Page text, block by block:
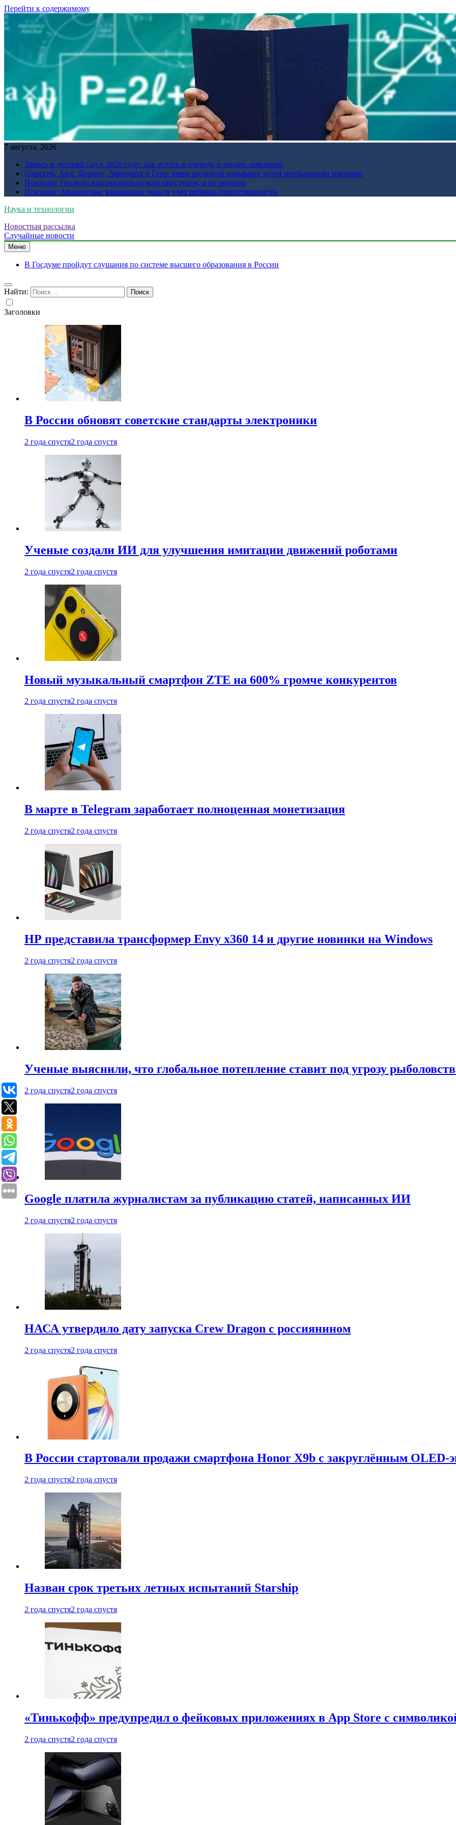
Перейти к содержимому
7 августа, 2026
Запись в детский сад в 2026 году: как встать в очередь и подать заявление
Одиссей, Аид, Дионис, Афродита и Гера: зачем родители называют детей необычными именами
Психолог Гендель: критиковать нужно проступок, а не ребёнка
Психолог Абравитова: карманные деньги учат ребёнка ответственности
Наука и технологии
Новостная рассылка
Случайные новости
Меню
В Госдуме пройдут слушания по системе высшего образования в России
Найти:
Заголовки
В России обновят советские стандарты электроники
2 года спустя2 года спустя
Ученые создали ИИ для улучшения имитации движений роботами
2 года спустя2 года спустя
Новый музыкальный смартфон ZTE на 600% громче конкурентов
2 года спустя2 года спустя
В марте в Telegram заработает полноценная монетизация
2 года спустя2 года спустя
HP представила трансформер Envy x360 14 и другие новинки на Windows
2 года спустя2 года спустя
Ученые выяснили, что глобальное потепление ставит под угрозу
2 года спустя2 года спустя
Google платила журналистам за публикацию статей, написанных ИИ
2 года спустя2 года спустя
НАСА утвердило дату запуска Crew Dragon с россиянином
2 года спустя2 года спустя
В России стартовали продажи смартфона Honor X9b с закруглённым OLED-
2 года спустя2 года спустя
Назван срок третьих летных испытаний Starship
2 года спустя2 года спустя
«Тинькофф» предупредил о фейковых приложениях в App Store с
2 года спустя2 года спустя